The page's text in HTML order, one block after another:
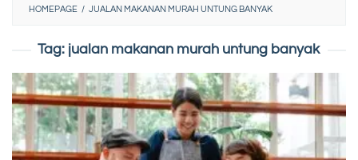
HOMEPAGE / JUALAN MAKANAN MURAH UNTUNG BANYAK
Tag: jualan makanan murah untung banyak